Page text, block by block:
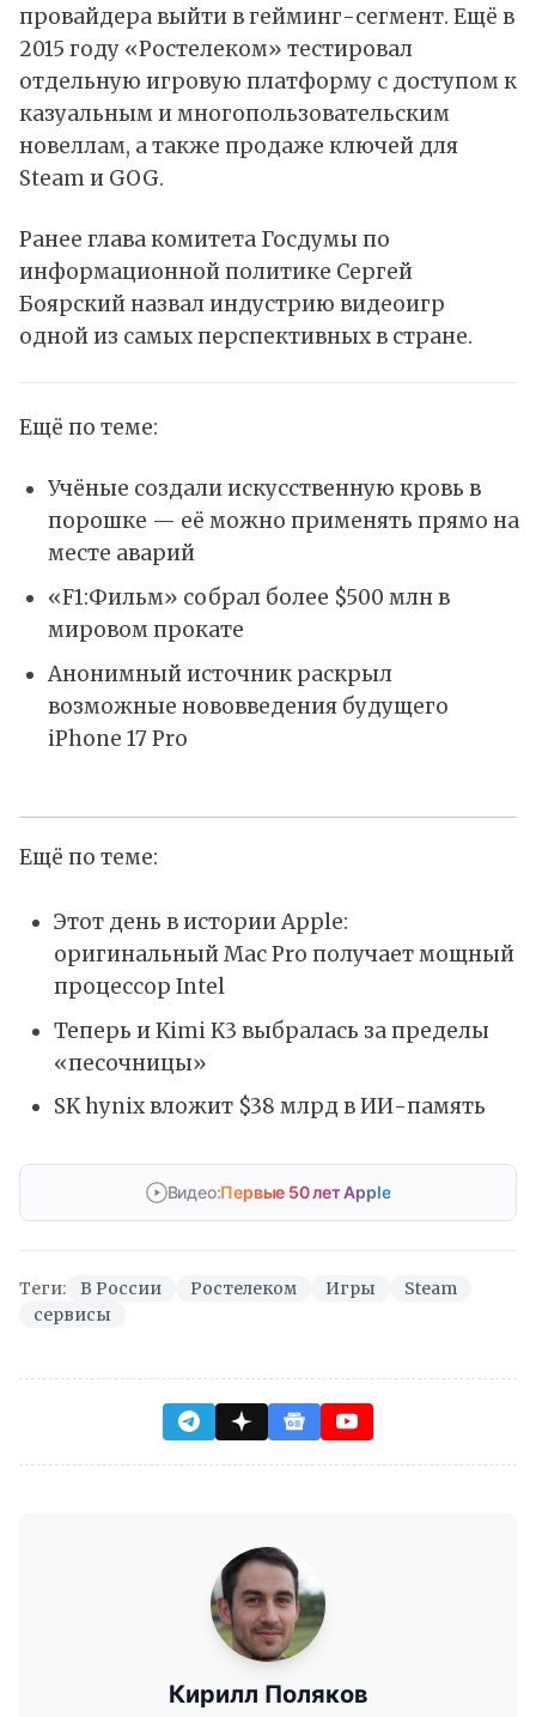
провайдера выйти в гейминг-сегмент. Ещё в
2015 году «Ростелеком» тестировал
отдельную игровую платформу с доступом к
казуальным и многопользовательским
новеллам, а также продаже ключей для
Steamи GOG.
Ранее глава комитета Госдумы по
информационной политике Сергей
Боярский назвал индустрию видеоигр
одной из самых перспективных в стране.
Ещё по теме:
Учёные создали искусственную кровь в
порошке — её можно применять прямо на
месте аварий
«F1:Фильм» собрал более $500 млн в
мировом прокате
Анонимный источник раскрыл
возможные нововведения будущего
iPhone 17 Pro
Ещё по теме:
Этот день в истории Apple:
оригинальный Mac Pro получает мощный
процессор Intel
Теперь и Kimi K3 выбралась за пределы
«песочницы»
SK hynix вложит $38 млрд в ИИ-память
Видео:Первые 50 лет Apple
Теги: В России Ростелеком Игры
Steam
сервисы
Кирилл Поляков